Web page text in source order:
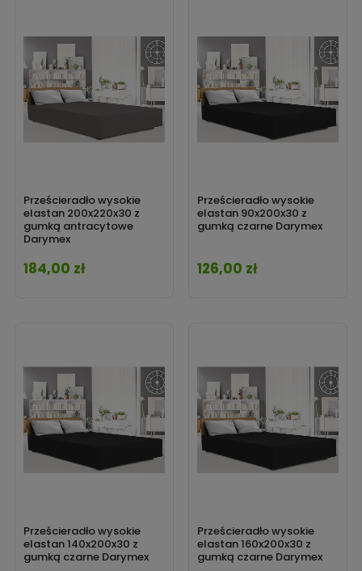
Prześcieradło wysokie
elastan 200x220x30 z
gumką antracytowe
Darymex
Cena
184,00 zł
Prześcieradło wysokie
elastan 90x200x30 z
gumką czarne Darymex
Cena
126,00 zł
Prześcieradło wysokie
elastan 140x200x30 z
gumką czarne Darymex
Prześcieradło wysokie
elastan 160x200x30 z
gumką czarne Darymex